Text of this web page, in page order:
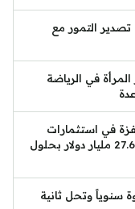
التمور مع
2026 تبحث دور المرأة في الرياضة
في استثمارات
السياحة والبنية الرقمية بالخليج إلى 27.66 مليار دولار بحلول
كوب قهوة سنوياً وتحل ثانية